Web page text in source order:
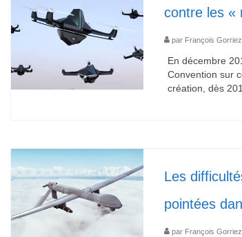
contre les «
par François Gorriez
En décembre
Convention sur
création, dès
Les
pointées
par François Gorriez